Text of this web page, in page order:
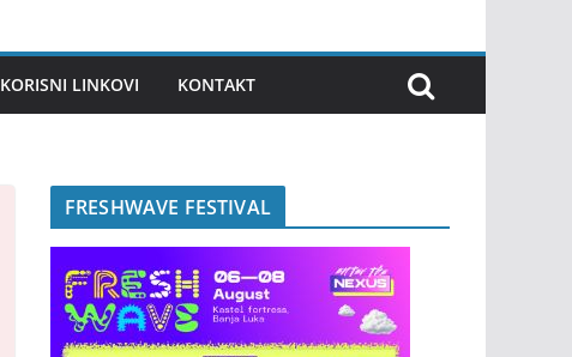
KORISNI LINKOVI KONTAKT
FRESHWAVE FESTIVAL